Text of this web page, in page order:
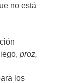
no está
proz,
los